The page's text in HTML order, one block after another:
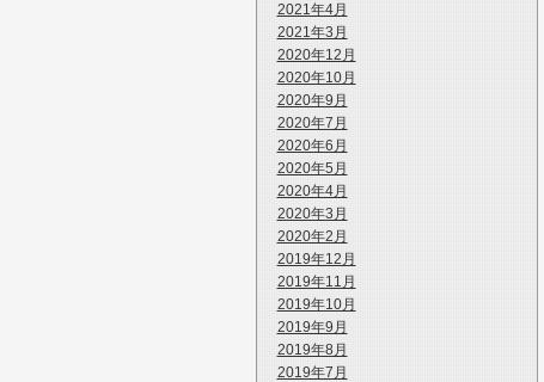
2021年4月
2021年3月
2020年12月
2020年10月
2020年9月
2020年7月
2020年6月
2020年5月
2020年4月
2020年3月
2020年2月
2019年12月
2019年11月
2019年10月
2019年9月
2019年8月
2019年7月